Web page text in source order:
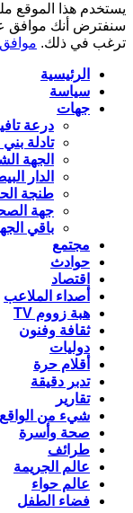
يستخدم هذا الموقع
سنفترض أنك موافق
ترغب في ذلك. موافق
الرئيسية
سياسة
جهات
درعة
تادلة
الجهة
الدار
طنجة
جهة
باقي
مجتمع
حوادث
اقتصاد
أصداء الملاعب
هبة زووم TV
ثقافة وفنون
دوليات
أقلام حرة
تدبر دقيقة
تقارير
شيء من الواقع
صحة وأسرة
طرائف
عالم الجريمة
عالم حواء
فضاء الطفل